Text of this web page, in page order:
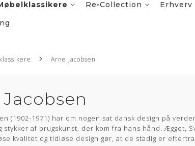
Re•Collection Erhverv
Arne Jacobsen
(1902-1971) har om nogen sat dansk design på
stykker af brugskunst, der kom fra hans hånd. Ægget,
kvalitet og tidløse design gør, at de stadig er